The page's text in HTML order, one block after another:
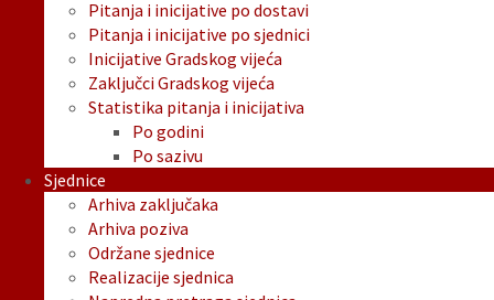
Pitanja i inicijative po dostavi
Pitanja i inicijative po sjednici
Inicijative Gradskog vijeća
Zaključci Gradskog vijeća
Statistika pitanja i inicijativa
Po godini
Po sazivu
Sjednice
Arhiva zaključaka
Arhiva poziva
Održane sjednice
Realizacije sjednica